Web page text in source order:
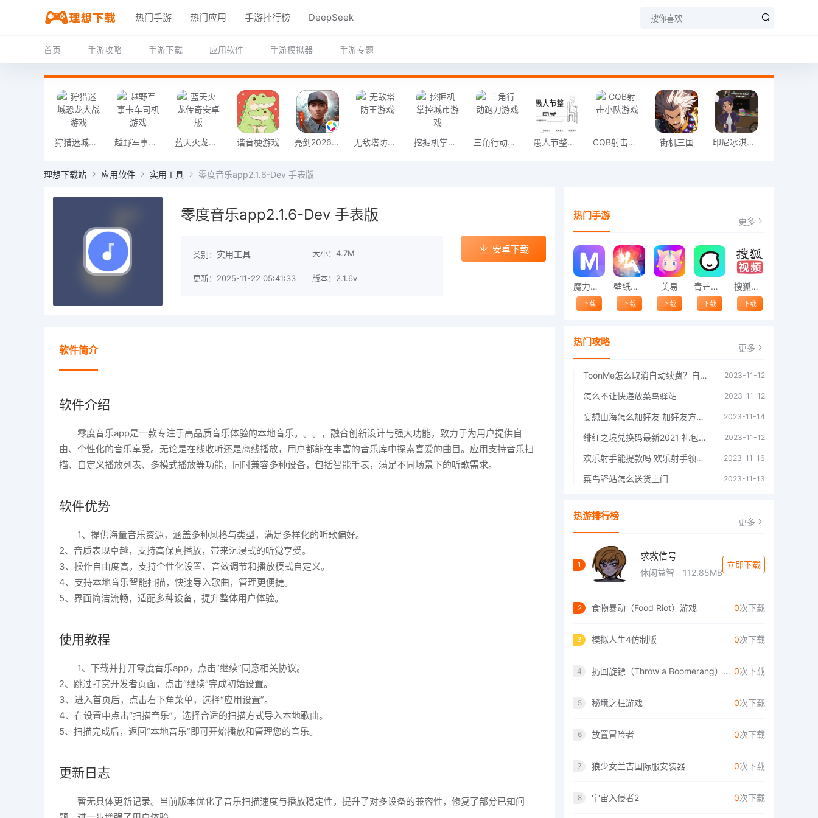
热门手游 热门应用 手游排行榜 DeepSeek
首页 手游攻略 手游下载 应用软件 手游模拟器 手游专题
狩猎迷城恐龙大战游戏 越野军事卡车司机游戏 蓝天火龙传奇安卓版 谐音梗游戏 亮剑2026官方版 无敌塔防王游戏 挖掘机掌控城市游戏 三角行动跑刀游戏 愚人节整同学 CQB射击小队游戏 街机三国 印尼冰淇淋店模拟器
理想下载站 应用软件 实用工具 零度音乐app2.1.6-Dev 手表版
零度音乐app2.1.6-Dev 手表版
类别： 实用工具 大小：4.7M
更新：2025-11-22 05:41:33 版本：2.1.6v
安卓下载
软件简介
软件介绍
零度音乐app是一款专注于高品质音乐体验的本地音乐。。。，融合创新设计与强大功能，致力于为用户提供自
由、个性化的音乐享受。无论是在线收听还是离线播放，用户都能在丰富的音乐库中探索喜爱的曲目。应用支持音乐扫
描、自定义播放列表、多模式播放等功能，同时兼容多种设备，包括智能手表，满足不同场景下的听歌需求。
软件优势
1、提供海量音乐资源，涵盖多种风格与类型，满足多样化的听歌偏好。
2、音质表现卓越，支持高保真播放，带来沉浸式的听觉享受。
3、操作自由度高，支持个性化设置、音效调节和播放模式自定义。
4、支持本地音乐智能扫描，快速导入歌曲，管理更便捷。
5、界面简洁流畅，适配多种设备，提升整体用户体验。
使用教程
1、下载并打开零度音乐app，点击“继续”同意相关协议。
2、跳过打赏开发者页面，点击“继续”完成初始设置。
3、进入首页后，点击右下角菜单，选择“应用设置”。
4、在设置中点击“扫描音乐”，选择合适的扫描方式导入本地歌曲。
5、扫描完成后，返回“本地音乐”即可开始播放和管理您的音乐。
更新日志
暂无具体更新记录。当前版本优化了音乐扫描速度与播放稳定性，提升了对多设备的兼容性，修复了部分已知问
热门手游 更多
魔力相册
下载
壁纸精灵
下载
美易
下载
青芒交友软件官方版2021 v1.3
下载
搜狐视频app免费送会员下载安装到手机 v8.8.5
下载
热门攻略 更多
ToonMe怎么取消自动续费？自动续费关闭方法 2023-11-12
怎么不让快递放菜鸟驿站 2023-11-12
妄想山海怎么加好友 加好友方法大全 2023-11-14
绯红之境兑换码最新2021 礼包兑换码大全 2023-11-12
欢乐射手能提款吗 欢乐射手领红包是真的吗 2023-11-16
菜鸟驿站怎么送货上门 2023-11-13
热游排行榜 更多
1
求救信号
休闲益智 112.85MB
立即下载
2 食物暴动（Food Riot）游戏 0次下载
3 模拟人生4仿制版 0次下载
4 扔回旋镖（Throw a Boomerang）手游 0次下载
5 秘境之柱游戏 0次下载
6 放置冒险者 0次下载
7 狼少女兰吉国际服安装器 0次下载
8 宇宙入侵者2 0次下载